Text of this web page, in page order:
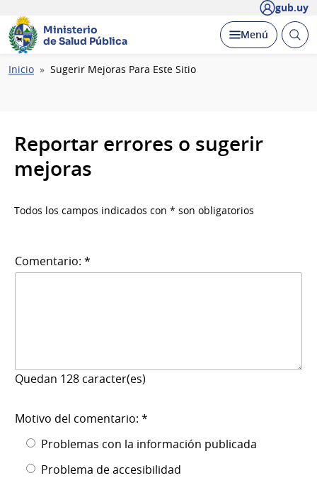
gub.uy
Ministerio
de Salud Pública
Desplegar
Menú Abrir
Ruta
Inicio Sugerir Mejoras Para Este Sitio
Reportar errores o sugerir
mejoras
Todos los campos indicados con * son obligatorios
Comentario: *
Quedan 128 caracter(es)
Motivo del comentario: *
Problemas con la información publicada
Problema de accesibilidad